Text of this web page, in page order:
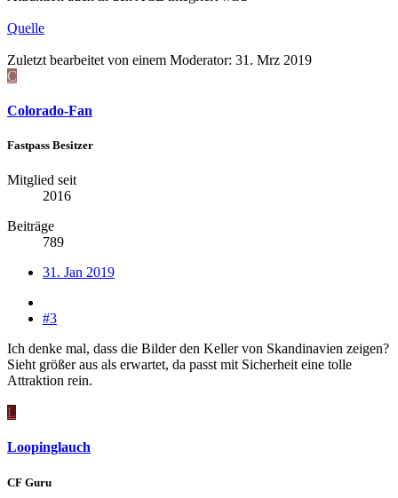
Quelle
Zuletzt bearbeitet von einem Moderator: 31. Mrz 2019
C
Colorado-Fan
Fastpass Besitzer
Mitglied seit
2016
Beiträge
789
31. Jan 2019
#3
Ich denke mal, dass die Bilder den Keller von Skandinavien zeigen?
Sieht größer aus als erwartet, da passt mit Sicherheit eine tolle
Attraktion rein.
L
Loopinglauch
CF Guru